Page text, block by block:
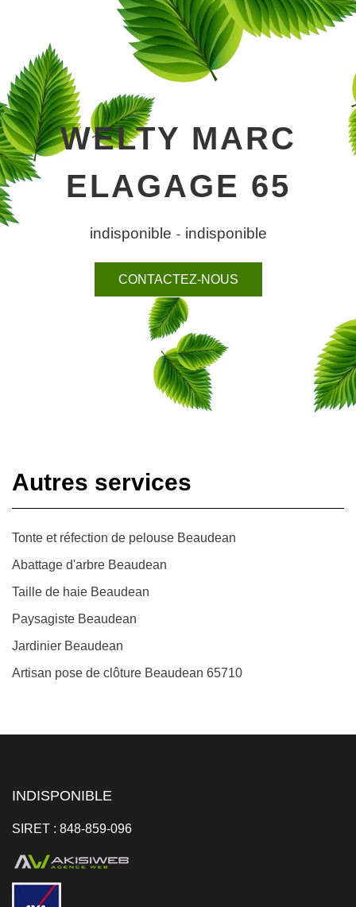
WELTY MARC
ELAGAGE 65
indisponible - indisponible
CONTACTEZ-NOUS
Autres services
Tonte et réfection de pelouse Beaudean
Abattage d'arbre Beaudean
Taille de haie Beaudean
Paysagiste Beaudean
Jardinier Beaudean
Artisan pose de clôture Beaudean 65710
INDISPONIBLE
SIRET : 848-859-096